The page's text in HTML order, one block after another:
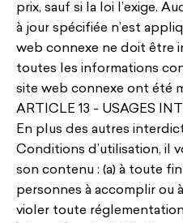
prix, sauf si la loi l’exige.
à jour spécifiée n’est
web connexe ne doit être
toutes les informations
site web connexe ont été
ARTICLE 13 - USAGES
En plus des autres
Conditions d’utilisation, il
son contenu : (a) à toute
personnes à accomplir ou
violer toute